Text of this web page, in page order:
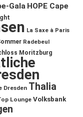
Gala HOPE Cape
La Saxe à Paris
Radebeul
Moritzburg
Dresden Thalia
Lounge Volksbank